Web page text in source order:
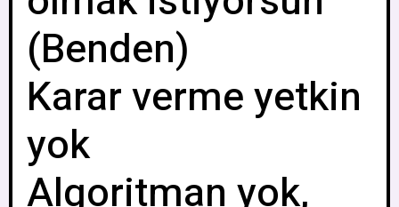
(Benden)
Karar verme yetkin
yok
Algoritman yok,